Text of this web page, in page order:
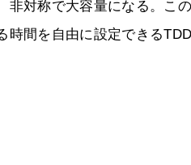
非対称で大容量になる。こ
時間を自由に設定できる